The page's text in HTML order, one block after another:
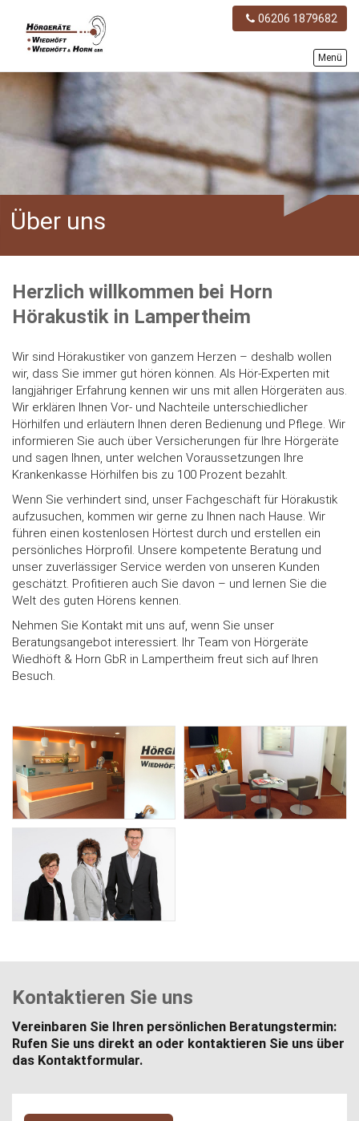
06206 1879682
Menü
Über uns
Herzlich willkommen bei Horn
Hörakustik in Lampertheim
Wir sind Hörakustiker von ganzem Herzen – deshalb wollen
wir, dass Sie immer gut hören können. Als Hör-Experten mit
langjähriger Erfahrung kennen wir uns mit allen Hörgeräten aus.
Wir erklären Ihnen Vor- und Nachteile unterschiedlicher
Hörhilfen und erläutern Ihnen deren Bedienung und Pflege. Wir
informieren Sie auch über Versicherungen für Ihre Hörgeräte
und sagen Ihnen, unter welchen Voraussetzungen Ihre
Krankenkasse Hörhilfen bis zu 100 Prozent bezahlt.
Wenn Sie verhindert sind, unser Fachgeschäft für Hörakustik
aufzusuchen, kommen wir gerne zu Ihnen nach Hause. Wir
führen einen kostenlosen Hörtest durch und erstellen ein
persönliches Hörprofil. Unsere kompetente Beratung und
unser zuverlässiger Service werden von unseren Kunden
geschätzt. Profitieren auch Sie davon – und lernen Sie die
Welt des guten Hörens kennen.
Nehmen Sie Kontakt mit uns auf, wenn Sie unser
Beratungsangebot interessiert. Ihr Team von Hörgeräte
Wiedhöft & Horn GbR in Lampertheim freut sich auf Ihren
Besuch.
Kontaktieren Sie uns
Vereinbaren Sie Ihren persönlichen Beratungstermin:
Rufen Sie uns direkt an oder kontaktieren Sie uns über
das Kontaktformular.